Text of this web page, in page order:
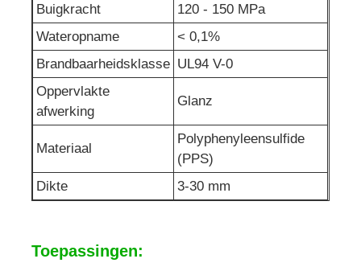
Buigkracht
120 - 150 MPa
Wateropname
< 0,1%
Brandbaarheidsklasse UL94 V-0
Oppervlakte
afwerking
Glanz
Materiaal
Polyphenyleensulfide
(PPS)
Dikte
3-30 mm
Toepassingen: